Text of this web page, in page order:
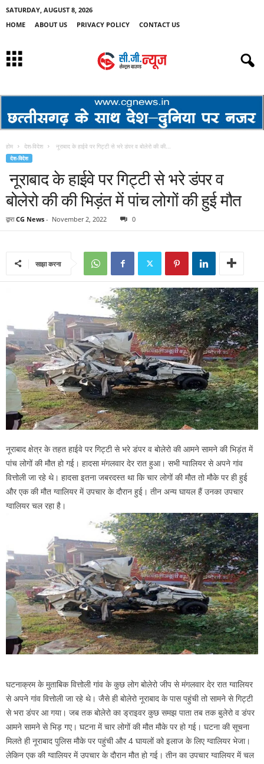
SATURDAY, AUGUST 8, 2026
HOME
ABOUT US PRIVACY POLICY CONTACT US
होम देश-विदेश नूराबाद के हाईवे पर गिट्टी से भरे डंपर व बोलेरो की की...
देश-विदेश
नूराबाद के हाईवे पर गिट्टी से भरे डंपर व
बोलेरो की की भिड़ंत में पांच लोगों की हुई मौत
द्वारा CG News - November 2, 2022 0
साझा करना
नूराबाद क्षेत्र के तहत हाईवे पर गिट्टी से भरे डंपर व बोलेरो की आमने सामने की भिड़ंत में
पांच लोगों की मौत हो गई। हादसा मंगलवार देर रात हुआ। सभी ग्वालियर से अपने गांव
वित्तोली जा रहे थे। हादसा इतना जबरदस्त था कि चार लोगों की मौत तो मौके पर ही हुई
और एक की मौत ग्वालियर में उपचार के दौरान हुई। तीन अन्य घायल हैं उनका उपचार
ग्वालियर चल रहा है।
घटनाक्रम के मुताबिक वित्तोली गांव के कुछ लोग बोलेरो जीप से मंगलवार देर रात ग्वालियर
से अपने गांव वित्तोली जा रहे थे। जैसे ही बोलेरो नूराबाद के पास पहुंची तो सामने से गिट्टी
से भरा डंपर आ गया। जब तक बोलेरो का ड्राइवर कुछ समझ पाता तब तक बुलेरो व डंपर
आमने सामने से भिड़ गए। घटना में चार लोगों की मौत मौके पर हो गई। घटना की सूचना
मिलते ही नूराबाद पुलिस माैके पर पहुंची और 4 घायलों को इलाज के लिए ग्वालियर भेजा।
लेकिन एक की ग्वालियर में उपचार के दौरान मौत हो गई। तीन का उपचार ग्वालियर में चल